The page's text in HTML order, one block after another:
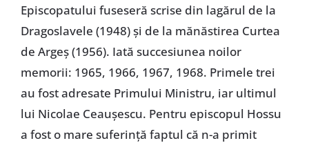
Episcopatului fuseseră scrise din lagărul de la
Dragoslavele (1948) și de la mănăstirea Curtea
de Argeș (1956). Iată succesiunea noilor
memorii: 1965, 1966, 1967, 1968. Primele trei
au fost adresate Primului Ministru, iar ultimul
lui Nicolae Ceaușescu. Pentru episcopul Hossu
a fost o mare suferință faptul că n-a primit